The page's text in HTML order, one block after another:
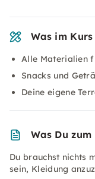
Was im
Alle Materialien
Snacks und
Deine eigene
Was Du
Du brauchst nichts
sein, Kleidung